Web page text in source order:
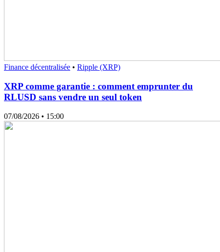
Finance décentralisée • Ripple (XRP)
XRP comme garantie : comment emprunter du
RLUSD sans vendre un seul token
07/08/2026 • 15:00